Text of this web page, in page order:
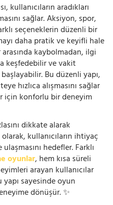
kullanıcıların aradıkları
sağlar. Aksiyon, spor,
seçeneklerin düzenli bir
daha pratik ve keyifli hale
kaybolmadan, ilgi
keşfedebilir ve vakit
Bu düzenli yapı,
hızlıca alışmasını sağlar
için konforlu bir deneyim
dikkate alarak
kullanıcıların ihtiyaç
hedefler. Farklı
oyunlar, hem kısa süreli
arayan kullanıcılar
sayesinde oyun
dönüşür. ✨